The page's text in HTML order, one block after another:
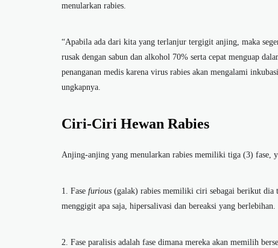
menularkan rabies.
“Apabila ada dari kita yang terlanjur tergigit anjing, maka
rusak dengan sabun dan alkohol 70% serta cepat menguap
penanganan medis karena virus rabies akan mengalami
ungkapnya.
Ciri-Ciri Hewan Rabies
Anjing-anjing yang menularkan rabies memiliki tiga (3) fase,
1. Fase furious (galak) rabies memiliki ciri sebagai berikut dia
menggigit apa saja, hipersalivasi dan bereaksi yang berlebihan.
2. Fase paralisis adalah fase dimana mereka akan memilih